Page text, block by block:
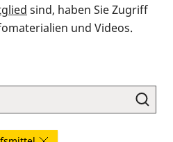
sind, haben Sie Zugriff
und Videos.